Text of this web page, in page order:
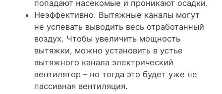
попадают насекомые и проникают осадки.
Неэффективно. Вытяжные каналы могут
не успевать выводить весь отработанный
воздух. Чтобы увеличить мощность
вытяжки, можно установить в устье
вытяжного канала электрический
вентилятор – но тогда это будет уже не
пассивная вентиляция.